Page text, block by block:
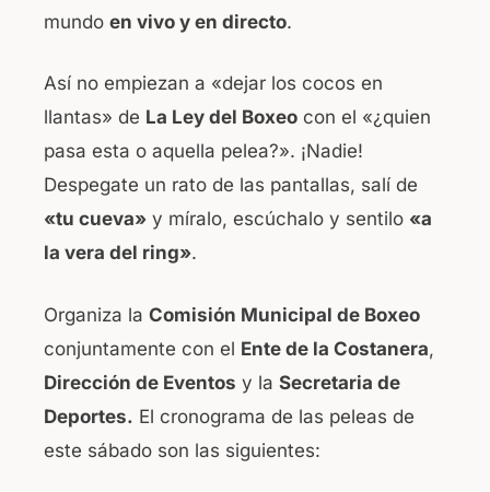
mundo en vivo y en directo.
Así no empiezan a «dejar los cocos en
llantas» de La Ley del Boxeo con el «¿quien
pasa esta o aquella pelea?». ¡Nadie!
Despegate un rato de las pantallas, salí de
«tu cueva» y míralo, escúchalo y sentilo «a
la vera del ring».
Organiza la Comisión Municipal de Boxeo
conjuntamente con el Ente de la Costanera,
Dirección de Eventos y la Secretaria de
Deportes. El cronograma de las peleas de
este sábado son las siguientes: